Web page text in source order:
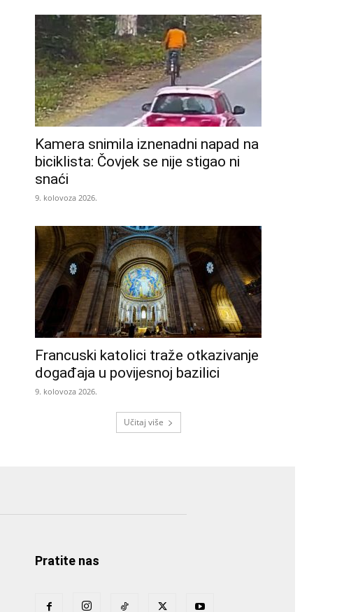
Kamera snimila iznenadni napad na
biciklista: Čovjek se nije stigao ni
snaći
9. kolovoza 2026.
Francuski katolici traže otkazivanje
događaja u povijesnoj bazilici
9. kolovoza 2026.
Učitaj više
Pratite nas